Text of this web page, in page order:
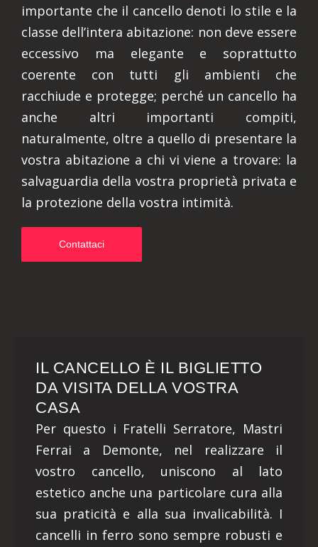
importante che il cancello denoti lo stile e la
classe dell’intera abitazione: non deve essere
eccessivo ma elegante e soprattutto
coerente con tutti gli ambienti che
racchiude e protegge; perché un cancello ha
anche altri importanti compiti,
naturalmente, oltre a quello di presentare la
vostra abitazione a chi vi viene a trovare: la
salvaguardia della vostra proprietà privata e
la protezione della vostra intimità.
Contattaci
IL CANCELLO È IL BIGLIETTO
DA VISITA DELLA VOSTRA
CASA
Per questo i Fratelli Serratore, Mastri
Ferrai a Demonte, nel realizzare il
vostro cancello, uniscono al lato
estetico anche una particolare cura alla
sua praticità e alla sua invalicabilità. I
cancelli in ferro sono sempre robusti e